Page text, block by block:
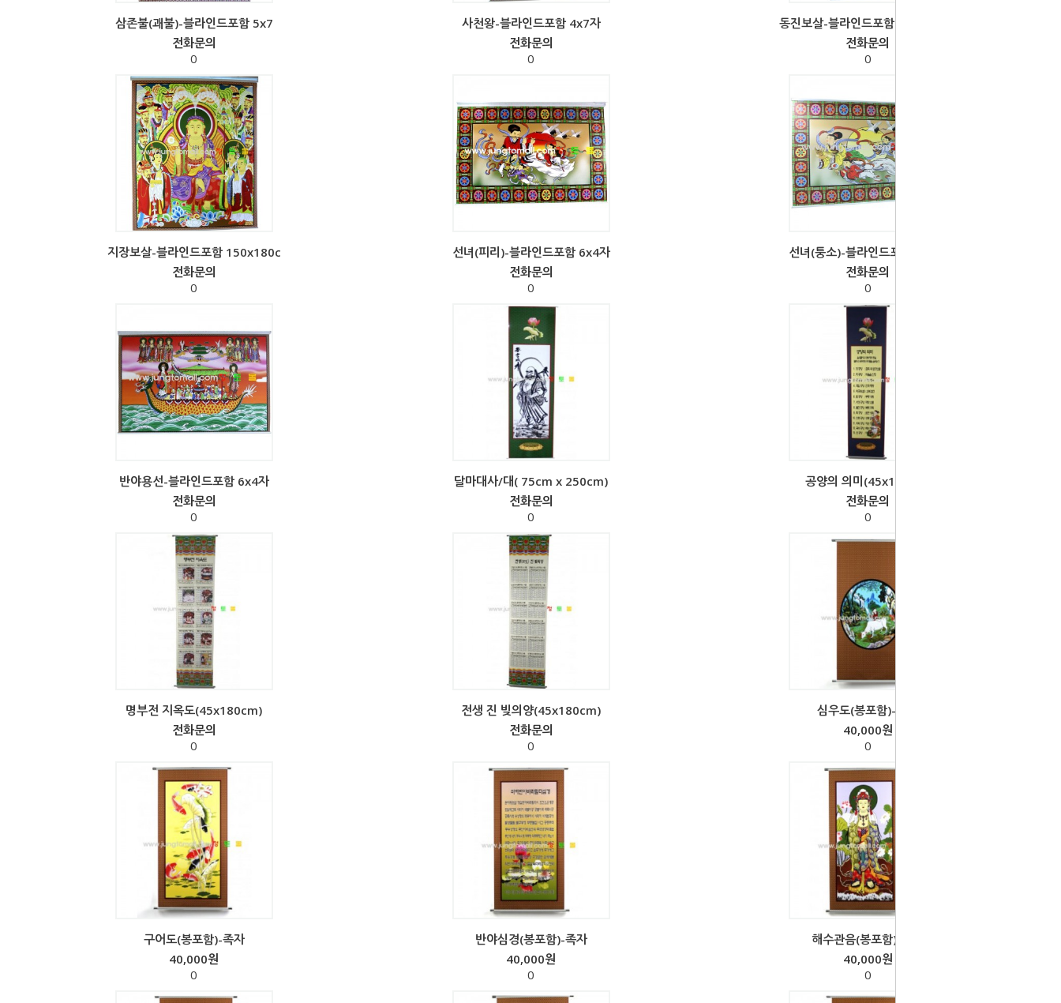
삼존불(괘불)-블라인드포함 5x7
전화문의
0
사천왕-블라인드포함 4x7자
전화문의
0
동진보살-블라인드포함 90x180cm
전화문의
0
지장보살-블라인드포함 150x180c
전화문의
0
선녀(피리)-블라인드포함 6x4자
전화문의
0
선녀(퉁소)-블라인드포함 6x4자
전화문의
0
반야용선-블라인드포함 6x4자
전화문의
0
달마대사/대( 75cm x 250cm)
전화문의
0
공양의 의미(45x180cm)
전화문의
0
명부전 지옥도(45x180cm)
전화문의
0
전생 진 빚의양(45x180cm)
전화문의
0
심우도(봉포함)-족자
40,000원
0
구어도(봉포함)-족자
40,000원
0
반야심경(봉포함)-족자
40,000원
0
해수관음(봉포함)-족자
40,000원
0